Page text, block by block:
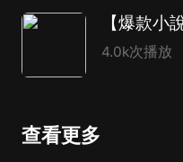
4.0k次播放
查看更多